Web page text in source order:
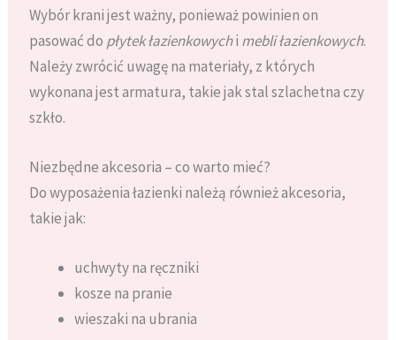
Wybór krani jest ważny, ponieważ powinien on
pasować do płytek łazienkowychi mebli łazienkowych.
Należy zwrócić uwagę na materiały, z których
wykonana jest armatura, takie jak stal szlachetna czy
szkło.
Niezbędne akcesoria – co warto mieć?
Do wyposażenia łazienki należą również akcesoria,
takie jak:
uchwyty na ręczniki
kosze na pranie
wieszaki na ubrania